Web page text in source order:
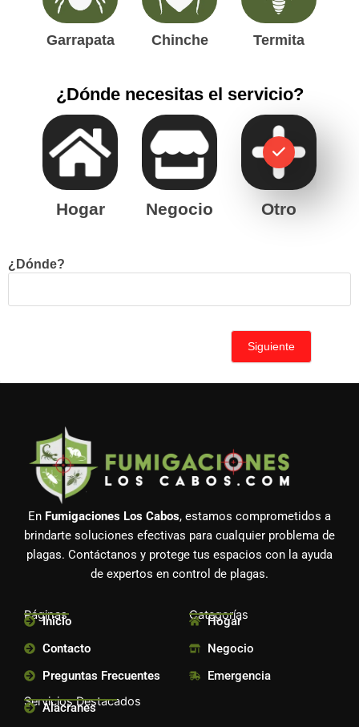
Garrapata Chinche Termita
¿Dónde necesitas el servicio?
Hogar Negocio Otro
¿Dónde?
Siguiente
En Fumigaciones Los Cabos, estamos comprometidos a
brindarte soluciones efectivas para cualquier problema de
plagas. Contáctanos y protege tus espacios con la ayuda
de expertos en control de plagas.
Páginas
Inicio
Contacto
Preguntas Frecuentes
Categorías
Hogar
Negocio
Emergencia
Servicios Destacados
Alacranes